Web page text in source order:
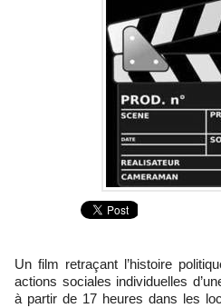
Un film retraçant l’histoire politique du Sénégal à travers des
actions sociales individuelles
à partir de 17 heures dans les